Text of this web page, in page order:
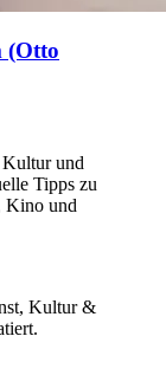
(Otto
Kultur und
Tipps zu
Kino und
Kultur &